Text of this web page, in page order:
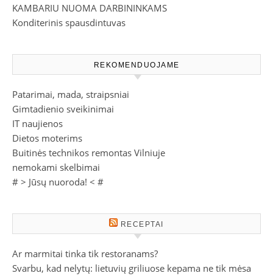
KAMBARIU NUOMA DARBININKAMS
Konditerinis spausdintuvas
REKOMENDUOJAME
Patarimai, mada, straipsniai
Gimtadienio sveikinimai
IT naujienos
Dietos moterims
Buitinės technikos remontas Vilniuje
nemokami skelbimai
# > Jūsų nuoroda! < #
RECEPTAI
Ar marmitai tinka tik restoranams?
Svarbu, kad nelytų: lietuvių griliuose kepama ne tik mėsa